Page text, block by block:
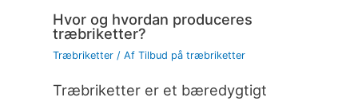
Hvor og hvordan produceres
træbriketter?
Træbriketter/ Af Tilbud på træbriketter
Træbriketter er et bæredygtigt